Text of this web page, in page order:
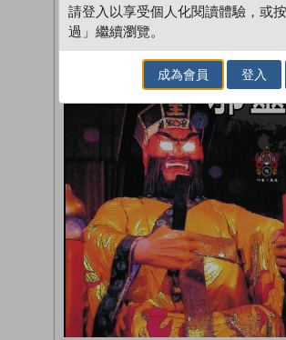
請登入以享受個人化閱讀體驗，或
過」繼續瀏覽。
成為會員 登入